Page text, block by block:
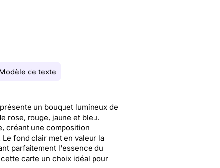
Modèle de texte
un bouquet lumineux de
rose, rouge, jaune et bleu.
créant une composition
fond clair met en valeur la
parfaitement l'essence du
carte un choix idéal pour